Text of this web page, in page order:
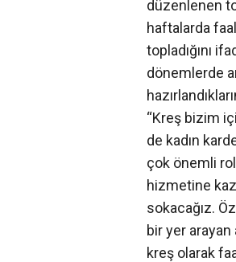
düzenlenen
haftalarda
topladığını
dönemlerde
“Kreş bizim
de kadın
çok önemli
hizmetine
sokacağız.
bir yer
kreş olarak